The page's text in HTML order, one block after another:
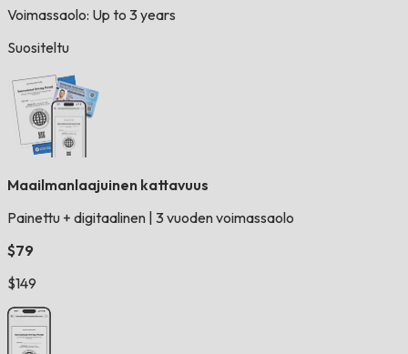
Voimassaolo: Up to 3 years
Suositeltu
Maailmanlaajuinen kattavuus
Painettu + digitaalinen 3 vuoden voimassaolo
$79
$149